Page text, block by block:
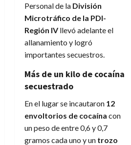
Personal de la División
Microtráfico de la PDI-
Región IVllevó adelante el
allanamiento y logró
importantes secuestros.
Más de un kilo de cocaína
secuestrado
En el lugar se incautaron 12
envoltorios de cocaína con
un peso de entre 0,6 y 0,7
gramos cada uno y un trozo